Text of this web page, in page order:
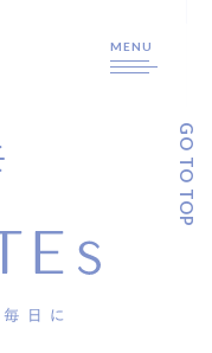
MENU
GO TO TOP